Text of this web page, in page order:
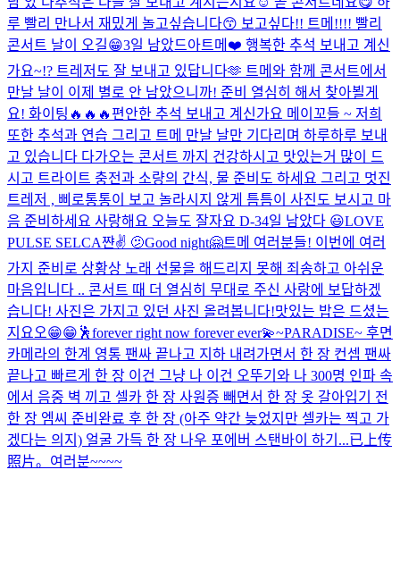
루 빨리 만나서 재밌게 놀고싶습니다😙 보고싶다!! 트메!!!! 빨리
콘서트 날이 오길😁3일 남았드아트메❤️ 행복한 추석 보내고 계신
가요~!? 트레저도 잘 보내고 있답니다🫶 트메와 함께 콘서트에서
만날 날이 이제 별로 안 남았으니까! 준비 열심히 해서 찾아뵐게
요! 화이팅🔥🔥🔥편안한 추석 보내고 계신가요 메이꼬들 ~ 저희
또한 추석과 연습 그리고 트메 만날 날만 기다리며 하루하루 보내
고 있습니다 다가오는 콘서트 까지 건강하시고 맛있는거 많이 드
시고 트라이트 충전과 소량의 간식, 물 준비도 하세요 그리고 멋진
트레저 , 삐로통통이 보고 놀라시지 않게 틈틈이 사진도 보시고 마
음 준비하세요 사랑해요 오늘도 잘자요 D-34일 남았다 😃LOVE
PULSE SELCA쨘✌️ 🫤Good night🤗트메 여러분들! 이번에 여러
가지 준비로 상황상 노래 선물을 해드리지 못해 죄송하고 아쉬운
마음입니다 .. 콘서트 때 더 열심히 무대로 주신 사랑에 보답하겠
습니다! 사진은 가지고 있던 사진 올려봅니다!맛있는 밥은 드셨는
지요오😁😁 🕺forever right now forever ever💫~PARADISE~ 후면
카메라의 한계 영통 팬싸 끝나고 지하 내려가면서 한 장 컨셉 팬싸
끝나고 빠르게 한 장 이건 그냥 나 이건 오뚜기와 나 300명 인파 속
에서 음중 벽 끼고 셀카 한 장 사원증 빼면서 한 장 옷 갈아입기 전
한 장 엠씨 준비완료 후 한 장 (아주 약간 늦었지만 셀카는 찍고 가
겠다는 의지) 얼굴 가득 한 장 나우 포에버 스탠바이 하기...已上传
照片。 여러분~~~~